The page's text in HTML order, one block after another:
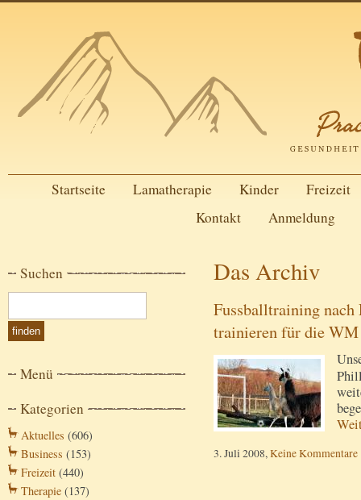
Startseite Lamatherapie Kinder
Freizeit
Kontakt
Anmeldung
Suchen
Menü
Kategorien
Aktuelles (606)
Business (153)
Freizeit (440)
Therapie (137)
Das Archiv
Fussballtraining
trainieren für die
3. Juli 2008,Keine Kommentare